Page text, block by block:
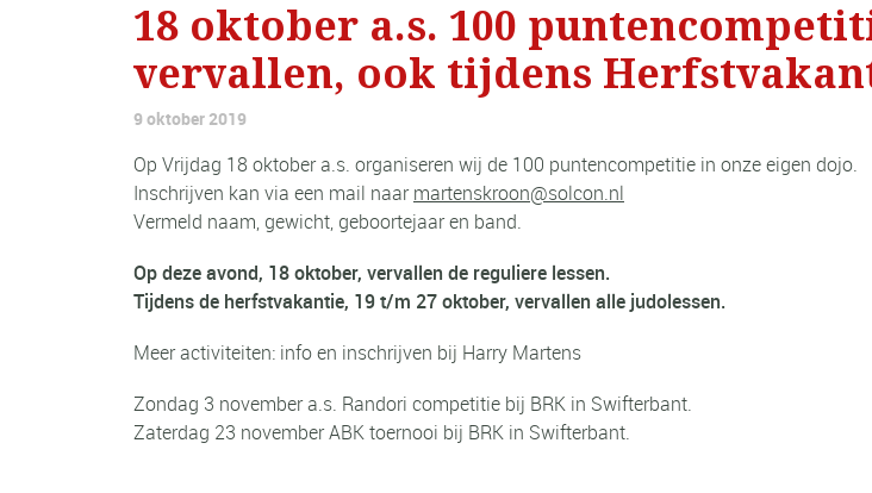
18 oktober a.s. 100
vervallen, ook tijdens
9 oktober 2019
Op Vrijdag 18 oktober a.s. organiseren wij de 100 puntencompetitie in onze eigen dojo.
Inschrijven kan via een mail naarmartenskroon@solcon.nl
Vermeld naam, gewicht, geboortejaar en band.
Op deze avond, 18 oktober, vervallen de reguliere lessen.
Tijdens de herfstvakantie, 19 t/m 27 oktober, vervallen alle judolessen.
Meer activiteiten: info en inschrijven bij Harry Martens
Zondag 3 november a.s. Randori competitie bij BRK in Swifterbant.
Zaterdag 23 november ABK toernooi bij BRK in Swifterbant.